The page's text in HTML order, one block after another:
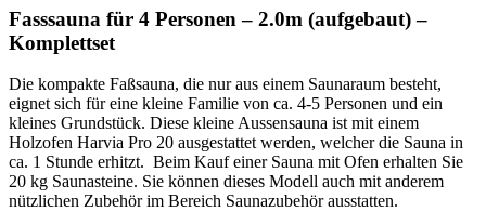
Fasssauna für 4 Personen – 2.0m (aufgebaut) –
Komplettset
Die kompakte Faßsauna, die nur aus einem Saunaraum besteht,
eignet sich für eine kleine Familie von ca. 4-5 Personen und ein
kleines Grundstück. Diese kleine Aussensauna ist mit einem
Holzofen Harvia Pro 20 ausgestattet werden, welcher die Sauna in
ca. 1 Stunde erhitzt. Beim Kauf einer Sauna mit Ofen erhalten Sie
20 kg Saunasteine. Sie können dieses Modell auch mit anderem
nützlichen Zubehör im Bereich Saunazubehör ausstatten.